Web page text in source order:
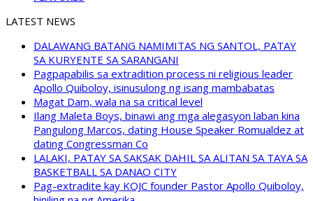
LATEST NEWS
DALAWANG BATANG NAMIMITAS NG SANTOL, PATAY
SA KURYENTE SA SARANGANI
Pagpapabilis sa extradition process ni religious leader
Apollo Quiboloy, isinusulong ng isang mambabatas
Magat Dam, wala na sa critical level
Ilang Maleta Boys, binawi ang mga alegasyon laban kina
Pangulong Marcos, dating House Speaker Romualdez at
dating Congressman Co
LALAKI, PATAY SA SAKSAK DAHIL SA ALITAN SA TAYA SA
BASKETBALL SA DANAO CITY
Pag-extradite kay KOJC founder Pastor Apollo Quiboloy,